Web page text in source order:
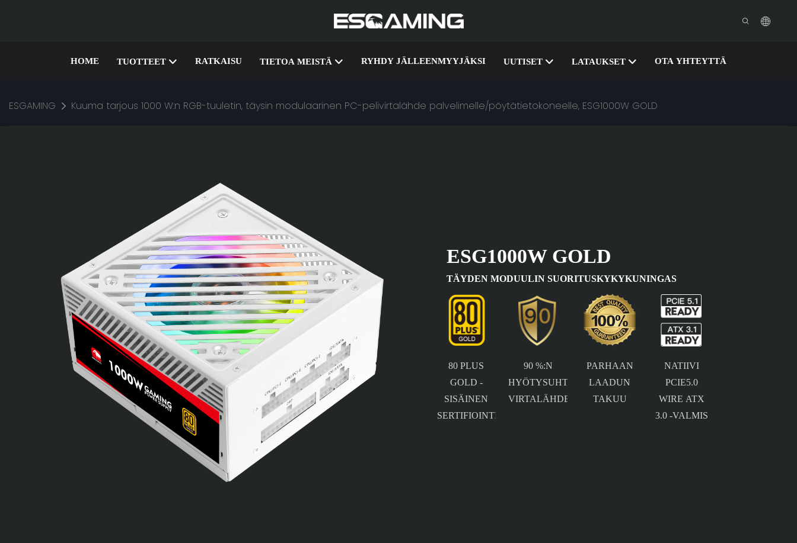
HOME TUOTTEET RATKAISU TIETOA MEISTÄ RYHDY JÄLLEENMYYJÄKSI UUTISET LATAUKSET OTA YHTEYTTÄ
ESGAMING Kuuma tarjous 1000 W:n RGB-tuuletin, täysin modulaarinen PC-pelivirtalähde palvelimelle/pöytätietokoneelle, ESG1000W GOLD
ESG1000W GOLD
TÄYDEN MODUULIN SUORITUSKYKYKUNINGAS
80 PLUS
GOLD -
SISÄINEN
SERTIFIOINTI
90 %:N
HYÖTYSUHTEEN
VIRTALÄHDE
PARHAAN
LAADUN
TAKUU
NATIIVI
PCIE5.0
WIRE ATX
3.0 -VALMIS